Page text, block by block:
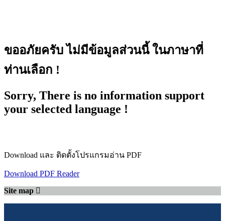
ขออภัยครับ ไม่มีข้อมูลส่วนนี้ ในภาษาที่
ท่านเลือก !
Sorry, There is no information support
your selected language !
Download และ ติดตั้งโปรแกรมอ่าน PDF
Download PDF Reader
Site map